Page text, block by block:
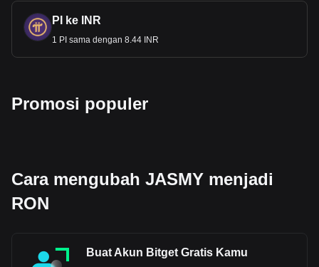
PI ke INR
1 PI sama dengan 8.44 INR
Promosi populer
Cara mengubah JASMY menjadi
RON
Buat Akun Bitget Gratis Kamu